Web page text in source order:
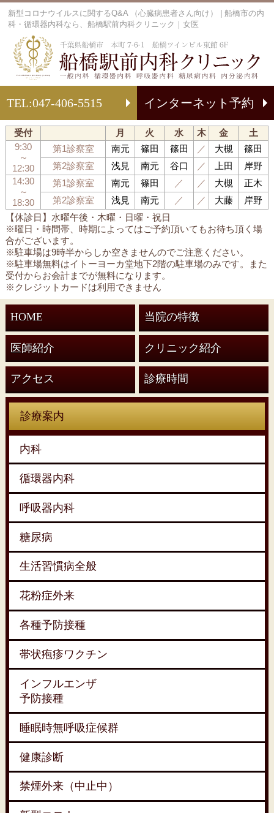
新型コロナウイルスに関するQ&A （心臓病患者さん向け） | 船橋市の内
科・循環器内科なら、船橋駅前内科クリニック｜女医
TEL:047-406-5515 インターネット予約
【休診日】水曜午後・木曜・日曜・祝日
※曜日・時間帯、時期によってはご予約頂いてもお待ち頂く場
合がございます。
※駐車場は9時半からしか空きませんのでご注意ください。
※駐車場無料はイトーヨーカ堂地下2階の駐車場のみです。また
受付からお会計までが無料になります。
※クレジットカードは利用できません
受付 月 火 水 木 金
土
9:30
～
12:30
第1診察室 南元 篠田 篠田 ／ 大槻
篠田
第2診察室
浅見 南元 谷口 ／ 上田
岸野
14:30
～
18:30
第1診察室 南元 篠田 ／ ／ 大槻
正木
第2診察室
浅見 南元 ／ ／ 大藤 岸野
HOME 当院の特徴
医師紹介 クリニック紹介
アクセス 診療時間
診療案内
内科
循環器内科
呼吸器内科
糖尿病
生活習慣病全般
花粉症外来
各種予防接種
帯状疱疹ワクチン
インフルエンザ
予防接種
睡眠時無呼吸症候群
健康診断
禁煙外来（中止中）